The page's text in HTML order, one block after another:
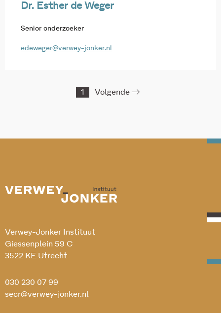
Dr. Esther de Weger
Senior onderzoeker
edeweger@verwey-jonker.nl
1 Volgende
Verwey-Jonker Instituut
Giessenplein 59 C
3522 KE Utrecht
030 230 07 99
secr@verwey-jonker.nl